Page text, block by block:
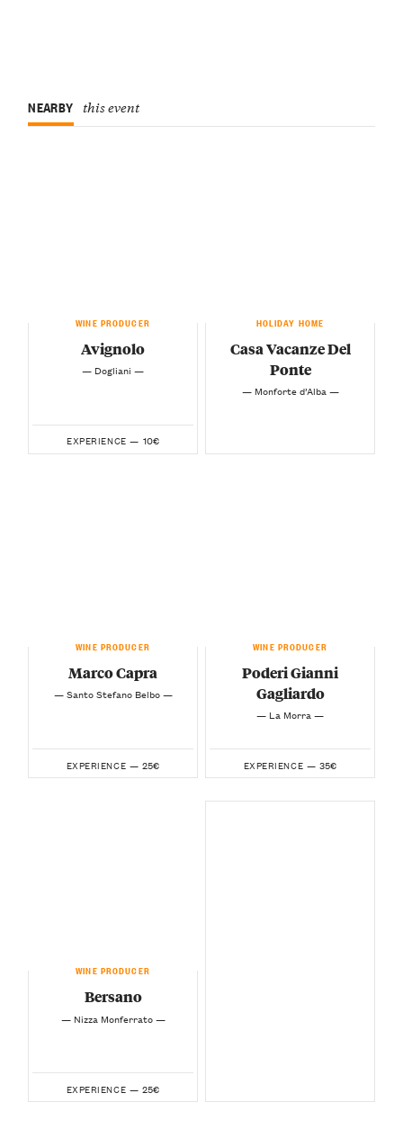
NEARBY this event
WINE PRODUCER
Avignolo
— Dogliani —
EXPERIENCE — 10€
HOLIDAY HOME
Casa Vacanze Del
Ponte
— Monforte d’Alba —
WINE PRODUCER
Marco Capra
— Santo Stefano Belbo —
EXPERIENCE — 25€
WINE PRODUCER
Poderi Gianni
Gagliardo
— La Morra —
EXPERIENCE — 35€
WINE PRODUCER
Bersano
— Nizza Monferrato —
EXPERIENCE — 25€